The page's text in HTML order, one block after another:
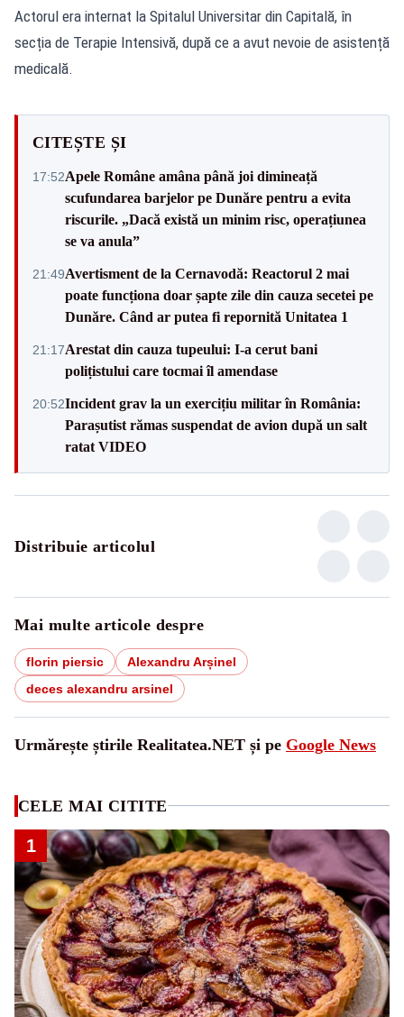
Actorul era internat la Spitalul Universitar din Capitală, în
secția de Terapie Intensivă, după ce a avut nevoie de asistență
medicală.
CITEȘTE ȘI
17:52Apele Române amâna până joi dimineață
scufundarea barjelor pe Dunăre pentru a evita
riscurile. „Dacă există un minim risc, operațiunea
se va anula”
21:49Avertisment de la Cernavodă: Reactorul 2 mai
poate funcționa doar șapte zile din cauza secetei pe
Dunăre. Când ar putea fi repornită Unitatea 1
21:17Arestat din cauza tupeului: I-a cerut bani
polițistului care tocmai îl amendase
20:52Incident grav la un exercițiu militar în România:
Parașutist rămas suspendat de avion după un salt
ratat VIDEO
Distribuie articolul
Mai multe articole despre
florin piersic
Alexandru Arșinel
deces alexandru arsinel
Urmărește știrile Realitatea.NET și pe Google News
CELE MAI CITITE
1